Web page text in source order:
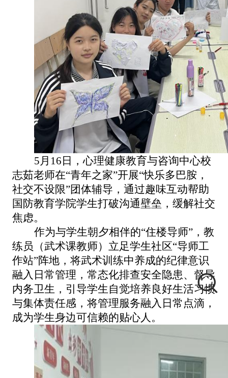
5月16日，心理健康教育与咨询中心校
志茹老师在“青年之家”开展“快乐多巴胺，
社交不设限”团体辅导，通过趣味互动帮助
国防教育学院学生打破沟通壁垒，缓解社交
焦虑。
作为与学生朝夕相伴的“住楼导师”，教
练员（武术课教师）立足学生社区“导师工
作站”阵地，将武术训练中养成的纪律意识
融入日常管理，常态化排查安全隐患、督导
内务卫生，引导学生自觉培养良好生活习惯
与集体责任感，将管理服务融入日常点滴，
成为学生身边可信赖的贴心人。